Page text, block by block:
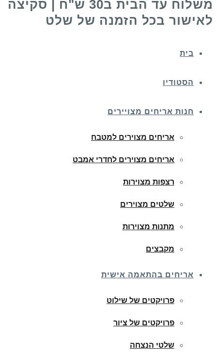
משלוח עד הבית ב30 ש"ח | סקיצה
לאישור בכל הזמנה של שלט
בית
הסטודיו
חנות אריחים מצויירים
אריחים מצוירים למטבח
אריחים מצוירים לחדרי אמבט
רצפות מצוירות
שלטים מצוירים
מתנות מצוירות
מקבצים
אריחים בהתאמה אישית
פרויקטים של שילוט
פרויקטים של ציור
שלטי הנצחה